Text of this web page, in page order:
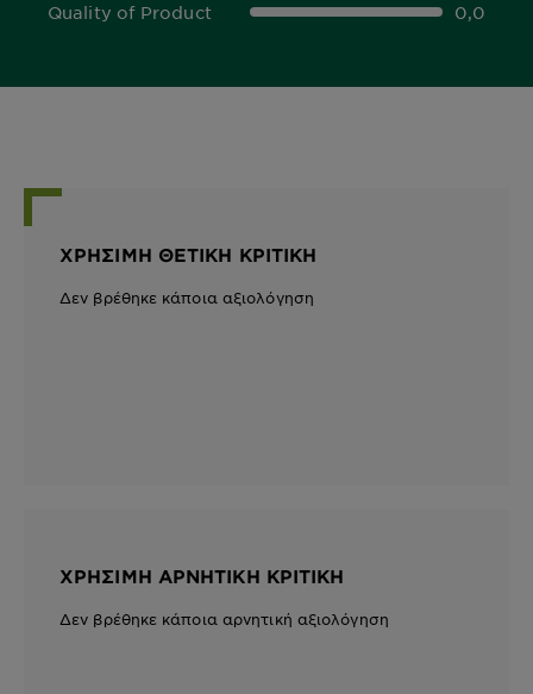
Quality of Product
0,0 out of 5 stars 0,0
ΧΡΉΣΙΜΗ ΘΕΤΙΚΉ ΚΡΙΤΙΚΉ
Δεν βρέθηκε κάποια αξιολόγηση
ΧΡΉΣΙΜΗ ΑΡΝΗΤΙΚΉ ΚΡΙΤΙΚΉ
Δεν βρέθηκε κάποια αρνητική αξιολόγηση